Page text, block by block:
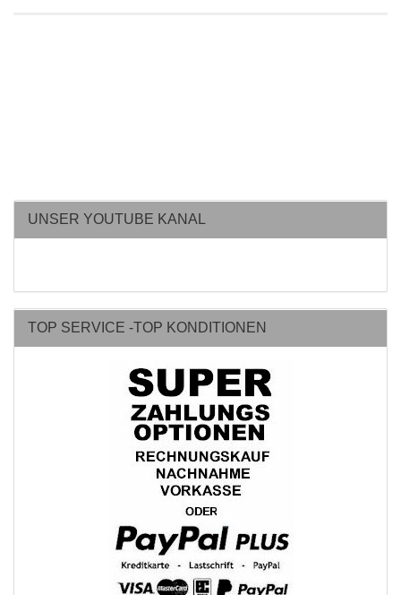
UNSER YOUTUBE KANAL
TOP SERVICE -TOP KONDITIONEN